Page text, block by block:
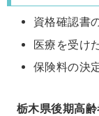
資格確認書
医療を受け
保険料の決
栃木県後期高